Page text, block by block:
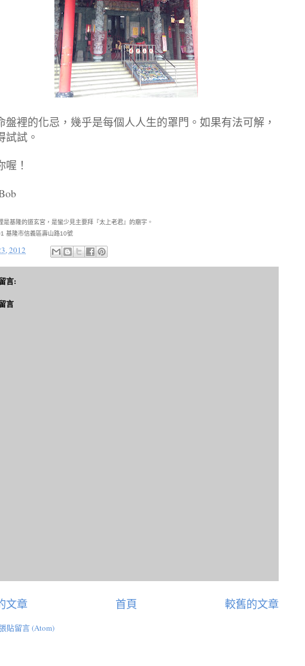
盤裡的化忌，幾乎是每個人人生的罩門。如果有法可解，
試試。
喔！
是基隆的道玄宮，是蠻少見主要拜『太上老君』的廟宇。
基隆市信義區壽山路10號
2012
言:
言
文章 較舊的文章
首頁
貼留言 (Atom)